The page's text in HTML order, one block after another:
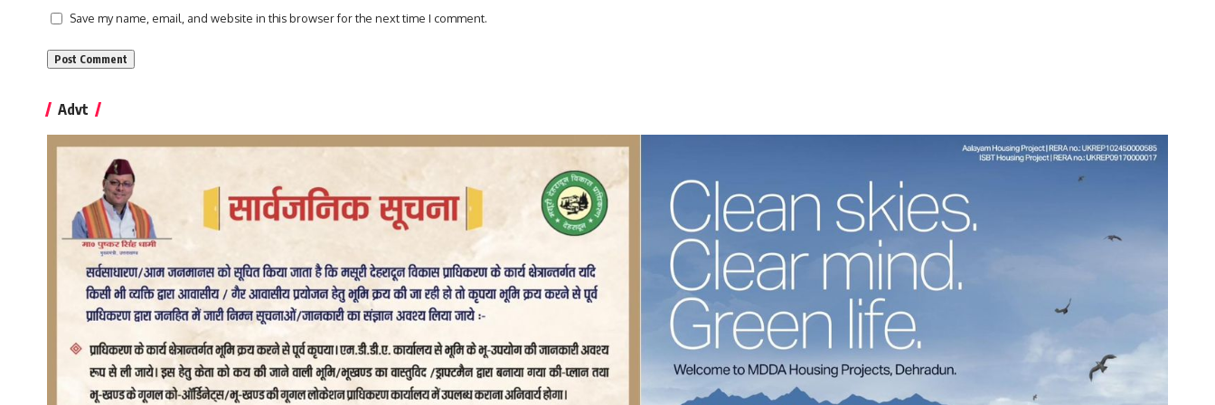
Save my name, email, and website in this browser for the next time I comment.
Advt